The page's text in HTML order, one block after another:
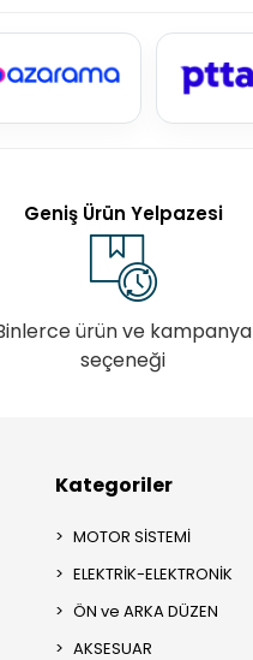
Geniş Ürün Yelpazesi
ürün ve kampanya
seçeneği
Kategoriler
MOTOR SİSTEMİ
ELEKTRİK-ELEKTRONİK
ÖN ve ARKA DÜZEN
AKSESUAR